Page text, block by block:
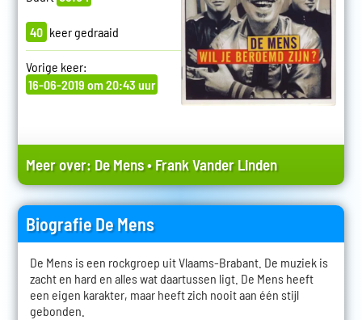
40 keer gedraaid
Vorige keer:
16-06-2019 om 20:43 uur
Meer over: De Mens•Frank Vander Linden
Biografie De Mens
De Mens is een rockgroep uit Vlaams-Brabant. De muziek is
zacht en hard en alles wat daartussen ligt. De Mens heeft
een eigen karakter, maar heeft zich nooit aan één stijl
gebonden.